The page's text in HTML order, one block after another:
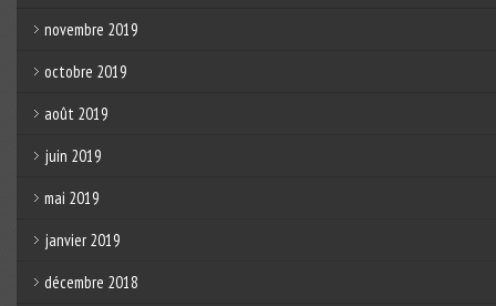
novembre 2019
octobre 2019
août 2019
juin 2019
mai 2019
janvier 2019
décembre 2018